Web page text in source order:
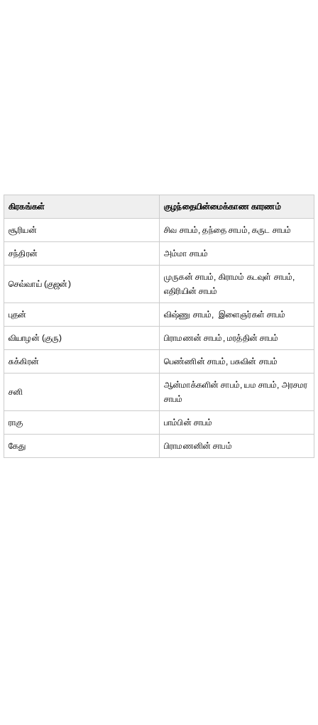
கிரகங்கள் குழந்தையின்மைக்காண காரணம்
சூரியன் சிவ சாபம், தந்தை சாபம், கருட சாபம்
சந்திரன் அம்மா சாபம்
செவ்வாய் (குஜன்)
முருகன் சாபம், கிராமம் கடவுள் சாபம்,
எதிரியின் சாபம்
புதன் விஷ்ணு சாபம், இளைஞர்கள் சாபம்
வியாழன் (குரு) பிராமணன் சாபம், மரத்தின் சாபம்
சுக்கிரன் பெண்ணின் சாபம், பசுவின் சாபம்
சனி
ஆன்மாக்களின் சாபம், யம சாபம், அரசமர
சாபம்
ராகு பாம்பின் சாபம்
கேது பிராமணனின் சாபம்